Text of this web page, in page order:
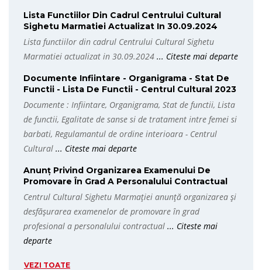
Lista Functiilor Din Cadrul Centrului Cultural
Sighetu Marmatiei Actualizat In 30.09.2024
Lista functiilor din cadrul Centrului Cultural Sighetu
Marmatiei actualizat in 30.09.2024 ... Citeste mai departe
Documente Infiintare - Organigrama - Stat De
Functii - Lista De Functii - Centrul Cultural 2023
Documente : Infiintare, Organigrama, Stat de functii, Lista
de functii, Egalitate de sanse si de tratament intre femei si
barbati, Regulamantul de ordine interioara - Centrul
Cultural ... Citeste mai departe
Anunț Privind Organizarea Examenului De
Promovare În Grad A Personalului Contractual
Centrul Cultural Sighetu Marmației anunță organizarea și
desfășurarea examenelor de promovare în grad
profesional a personalului contractual ... Citeste mai
departe
VEZI TOATE